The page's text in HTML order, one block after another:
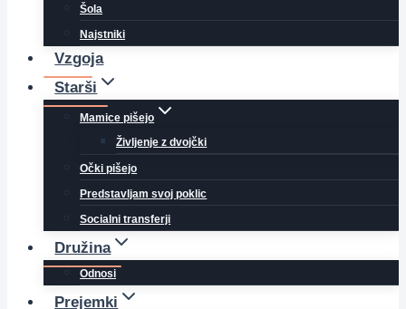
Šola
Najstniki
Vzgoja
Starši
Mamice pišejo
Življenje z dvojčki
Očki pišejo
Predstavljam svoj poklic
Socialni transferji
Družina
Odnosi
Prejemki